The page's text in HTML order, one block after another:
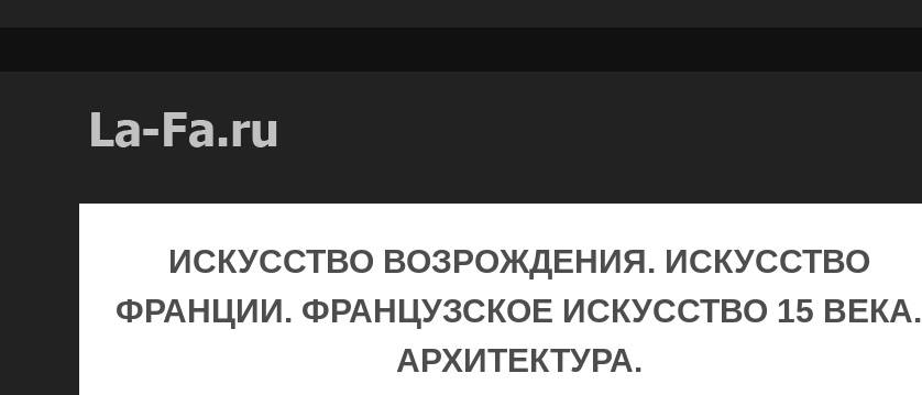
ИСКУССТВО ВОЗРОЖДЕНИЯ. ИСКУССТВО
ФРАНЦИИ. ФРАНЦУЗСКОЕ ИСКУССТВО 15 ВЕКА.
АРХИТЕКТУРА.